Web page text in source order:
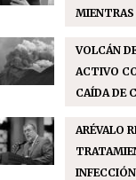
VOLCÁN
ACTIVO
CAÍDA DE
ARÉVALO